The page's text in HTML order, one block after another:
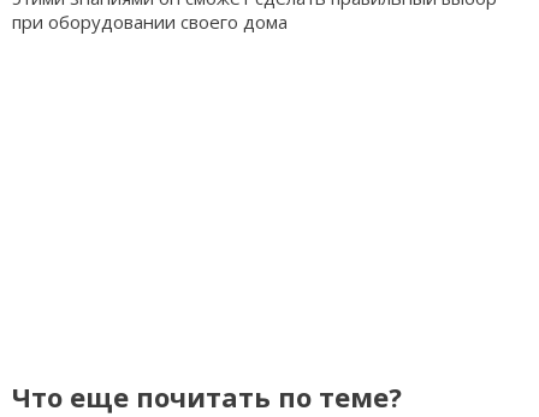
при оборудовании своего дома
Что еще почитать по теме?